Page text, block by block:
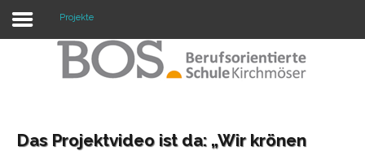
Warning: "continue" targeting switch is equivalent
Home
Projekte
Das Projektvideo ist da: „Wir krönen